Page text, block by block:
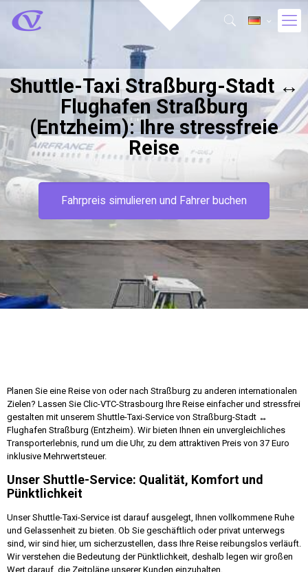
Shuttle-Taxi Straßburg-Stadt ↔
Flughafen Straßburg
(Entzheim): Ihre stressfreie
Reise
Fahrpreis simulieren und Fahrer buchen
Planen Sie eine Reise von oder nach Straßburg zu anderen internationalen
Zielen? Lassen Sie Clic-VTC-Strasbourg Ihre Reise einfacher und stressfrei
gestalten mit unserem Shuttle-Taxi-Service von Straßburg-Stadt ↔
Flughafen Straßburg (Entzheim). Wir bieten Ihnen ein unvergleichliches
Transporterlebnis, rund um die Uhr, zu dem attraktiven Preis von 37 Euro
inklusive Mehrwertsteuer.
Unser Shuttle-Service: Qualität, Komfort und
Pünktlichkeit
Unser Shuttle-Taxi-Service ist darauf ausgelegt, Ihnen vollkommene Ruhe
und Gelassenheit zu bieten. Ob Sie geschäftlich oder privat unterwegs
sind, wir sind hier, um sicherzustellen, dass Ihre Reise reibungslos verläuft.
Wir verstehen die Bedeutung der Pünktlichkeit, deshalb legen wir großen
Wert darauf, die Zeitpläne unserer Kunden einzuhalten.